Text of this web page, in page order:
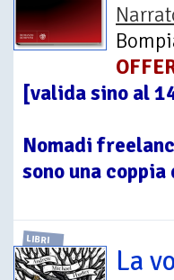
[valida sino al
Nomadi
sono una
LIBRI
La